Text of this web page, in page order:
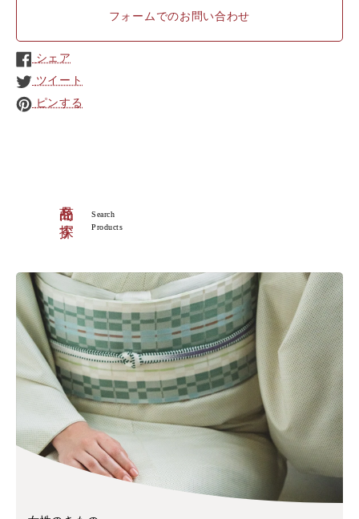
フォームでのお問い合わせ
シェア
ツイート
ピンする
商品を探す
Search
Products